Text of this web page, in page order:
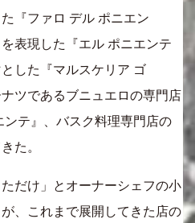
『ファロ デル ポニエン
表現した『エル ポニエンテ
した『マルスケリア ゴ
ツであるブニュエロの専門店
ンテ』、バスク料理専門店の
た。
だけ」とオーナーシェフの小
、これまで展開してきた店の